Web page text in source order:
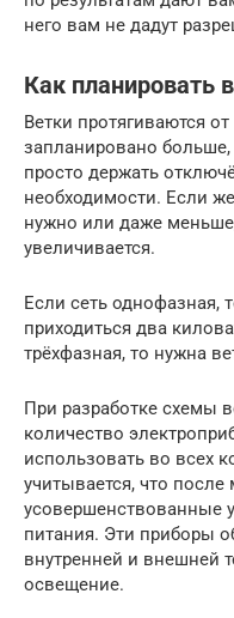
него вам не дадут
Как планировать
Ветки протягиваются
запланировано
просто держать
необходимости. Если
нужно или даже меньше,
увеличивается.
Если сеть однофазная,
приходиться два
трёхфазная, то нужна
При разработке схемы
количество
использовать во всех
учитывается, что после
усовершенствованные
питания. Эти приборы
внутренней и внешней
освещение.